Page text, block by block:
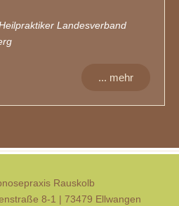
Landesverband
... mehr
Rauskolb
8-1 | 73479 Ellwangen